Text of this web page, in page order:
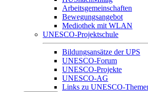
Arbeitsgemeinschaften
Bewegungsangebot
Mediothek mit WLAN
UNESCO-Projektschule
Bildungsansätze der UPS
UNESCO-Forum
UNESCO-Projekte
UNESCO-AG
Links zu UNESCO-